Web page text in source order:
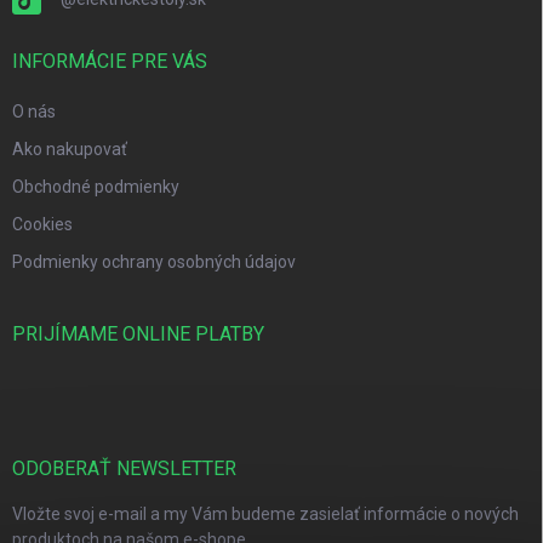
INFORMÁCIE PRE VÁS
O nás
Ako nakupovať
Obchodné podmienky
Cookies
Podmienky ochrany osobných údajov
PRIJÍMAME ONLINE PLATBY
ODOBERAŤ NEWSLETTER
Vložte svoj e-mail a my Vám budeme zasielať informácie o nových